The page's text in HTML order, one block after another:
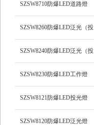
SZSW8710防爆LED道路燈
SZSW8260防爆LED泛光（投
光）工作燈
SZSW8240防爆LED泛光（投
光）工作燈
SZSW8230防爆LED工作燈
SZSW8121防爆LED投光燈
SZSW8120防爆LED泛光燈